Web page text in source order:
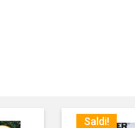
Saldi!